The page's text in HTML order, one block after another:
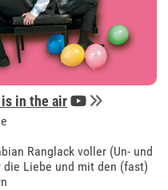
is in the air
Ranglack voller (Un- und
die Liebe und mit den (fast)